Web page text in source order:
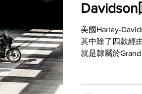
美國Harley-
其中除了四款經
就是隸屬於